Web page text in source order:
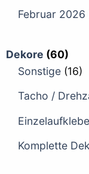
Februar 2026
Dekore (60)
Sonstige (16)
Tacho /
Komplette